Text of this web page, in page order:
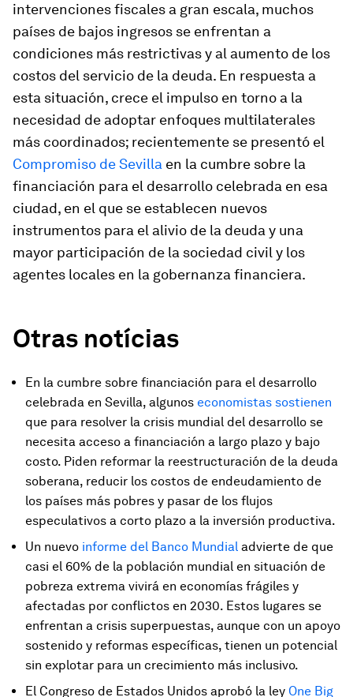
intervenciones fiscales a gran escala, muchos
países de bajos ingresos se enfrentan a
condiciones más restrictivas y al aumento de los
costos del servicio de la deuda. En respuesta a
esta situación, crece el impulso en torno a la
necesidad de adoptar enfoques multilaterales
más coordinados; recientemente se presentó el
Compromiso de Sevilla en la cumbre sobre la
financiación para el desarrollo celebrada en esa
ciudad, en el que se establecen nuevos
instrumentos para el alivio de la deuda y una
mayor participación de la sociedad civil y los
agentes locales en la gobernanza financiera.
Otras notícias
En la cumbre sobre financiación para el desarrollo
celebrada en Sevilla, algunos economistas sostienen
que para resolver la crisis mundial del desarrollo se
necesita acceso a financiación a largo plazo y bajo
costo. Piden reformar la reestructuración de la deuda
soberana, reducir los costos de endeudamiento de
los países más pobres y pasar de los flujos
especulativos a corto plazo a la inversión productiva.
Un nuevo informe del Banco Mundial advierte de que
casi el 60% de la población mundial en situación de
pobreza extrema vivirá en economías frágiles y
afectadas por conflictos en 2030. Estos lugares se
enfrentan a crisis superpuestas, aunque con un apoyo
sostenido y reformas específicas, tienen un potencial
sin explotar para un crecimiento más inclusivo.
El Congreso de Estados Unidos aprobó la ley One Big